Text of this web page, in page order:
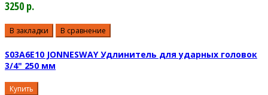
3250 р.
В закладки В сравнение
S03A6E10 JONNESWAY Удлинитель для ударных головок
3/4" 250 мм
Купить